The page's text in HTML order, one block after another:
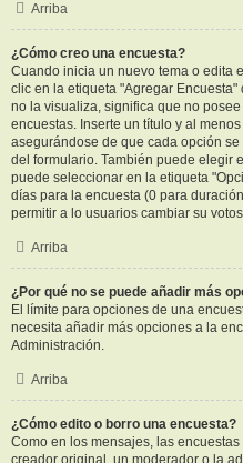
Arriba
¿Cómo creo una encuesta?
Cuando inicia un nuevo tema o edita
clic en la etiqueta "Agregar
no la visualiza, significa que no
encuestas. Inserte un título y al
asegurándose de que cada opción
del formulario. También puede elegir
puede seleccionar en la etiqueta
días para la encuesta (0 para
permitir a lo usuarios cambiar su
Arriba
¿Por qué no se puede añadir más
El límite para opciones de una
necesita añadir más opciones a la
Administración.
Arriba
¿Cómo edito o borro una encuesta?
Como en los mensajes, las
creador original, un moderador o la